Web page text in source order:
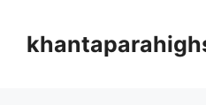
content